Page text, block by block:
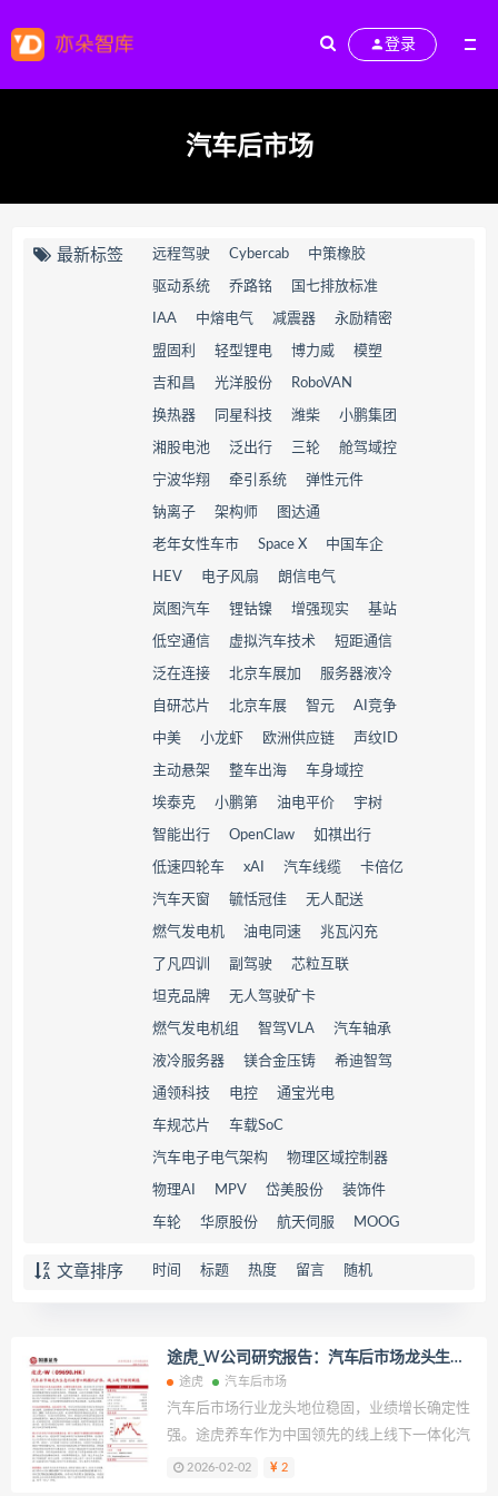
登录
汽车后市场
最新标签 远程驾驶 Cybercab 中策橡胶
驱动系统 乔路铭 国七排放标准
IAA 中熔电气 减震器 永励精密
盟固利 轻型锂电 博力威 模塑
吉和昌 光洋股份 RoboVAN
换热器 同星科技 潍柴 小鹏集团
湘股电池 泛出行 三轮 舱驾域控
宁波华翔 牵引系统 弹性元件
钠离子 架构师 图达通
老年女性车市 Space X 中国车企
HEV 电子风扇 朗信电气
岚图汽车 锂钴镍 增强现实 基站
低空通信 虚拟汽车技术 短距通信
泛在连接 北京车展加 服务器液冷
自研芯片 北京车展 智元 AI竞争
中美 小龙虾 欧洲供应链 声纹ID
主动悬架 整车出海 车身域控
埃泰克 小鹏第 油电平价 宇树
智能出行 OpenClaw 如祺出行
低速四轮车 xAI 汽车线缆 卡倍亿
汽车天窗 毓恬冠佳 无人配送
燃气发电机 油电同速 兆瓦闪充
了凡四训 副驾驶 芯粒互联
坦克品牌 无人驾驶矿卡
燃气发电机组 智驾VLA 汽车轴承
液冷服务器 镁合金压铸 希迪智驾
通领科技 电控 通宝光电
车规芯片 车载SoC
汽车电子电气架构 物理区域控制器
物理AI MPV 岱美股份 装饰件
车轮 华原股份 航天伺服 MOOG
文章排序 时间 标题 热度 留言 随机
途虎_W公司研究报告：汽车后市场龙头生态
化运营+规模化扩张，线上线下协同赋能
途虎 汽车后市场
汽车后市场行业龙头地位稳固，业绩增长确定性
强。途虎养车作为中国领先的线上线下一体化汽
车服务平台，自 2011 年成立以来，已构建起覆
2026-02-02 2